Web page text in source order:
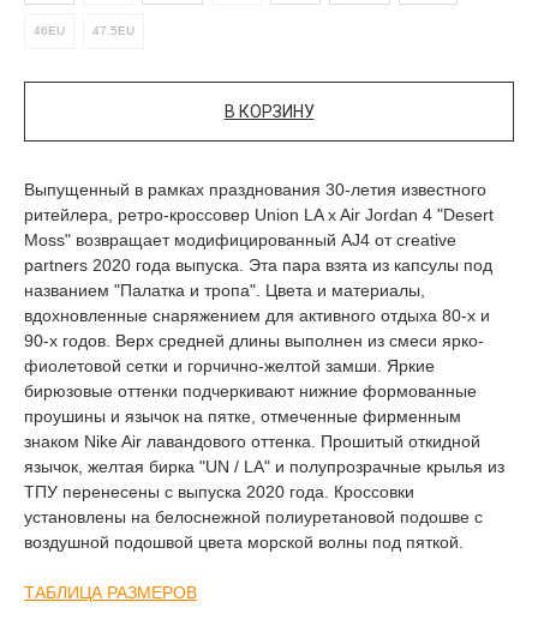
46EU 47.5EU
В КОРЗИНУ
Выпущенный в рамках празднования 30-летия известного
ритейлера, ретро-кроссовер Union LA x Air Jordan 4 "Desert
Moss" возвращает модифицированный AJ4 от creative
partners 2020 года выпуска. Эта пара взята из капсулы под
названием "Палатка и тропа". Цвета и материалы,
вдохновленные снаряжением для активного отдыха 80-х и
90-х годов. Верх средней длины выполнен из смеси ярко-
фиолетовой сетки и горчично-желтой замши. Яркие
бирюзовые оттенки подчеркивают нижние формованные
проушины и язычок на пятке, отмеченные фирменным
знаком Nike Air лавандового оттенка. Прошитый откидной
язычок, желтая бирка "UN / LA" и полупрозрачные крылья из
ТПУ перенесены с выпуска 2020 года. Кроссовки
установлены на белоснежной полиуретановой подошве с
воздушной подошвой цвета морской волны под пяткой.
ТАБЛИЦА РАЗМЕРОВ